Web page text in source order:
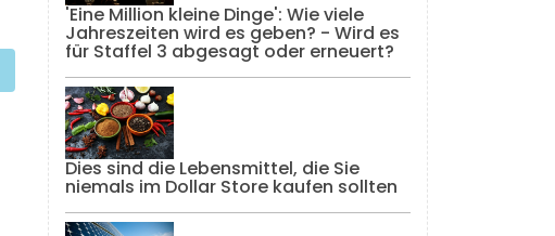
'Eine Million kleine Dinge': Wie viele
Jahreszeiten wird es geben? - Wird es
für Staffel 3 abgesagt oder erneuert?
Dies sind die Lebensmittel, die Sie
niemals im Dollar Store kaufen sollten